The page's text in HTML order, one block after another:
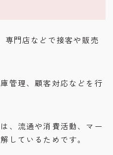
専門店などで接客や販売
管理、顧客対応などを行
、流通や消費活動、マー
しているためです。